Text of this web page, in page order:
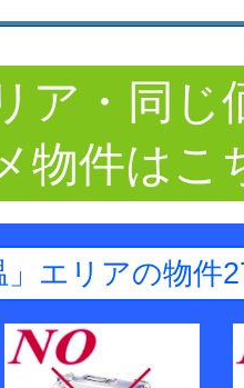
ア・同じ
物件はこ
」エリアの物件